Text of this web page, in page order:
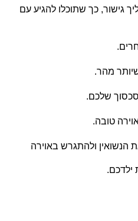
גישור, כך שתוכלו להגיע עם
מהר.
שלכם.
טובה.
הנשואין ולהתגרש באוירה
ילדכם.